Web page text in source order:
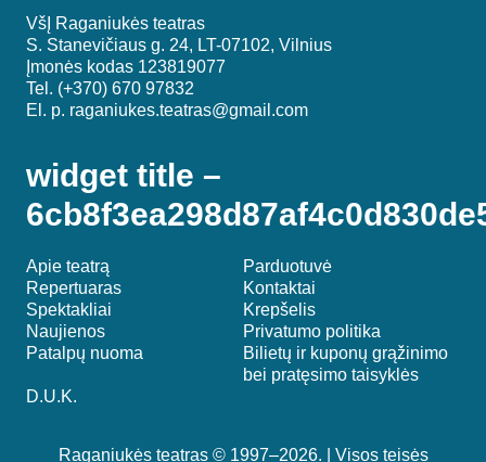
VšĮ Raganiukės teatras
S. Stanevičiaus g. 24, LT-07102, Vilnius
Įmonės kodas 123819077
Tel. (+370) 670 97832
El. p. raganiukes.teatras@gmail.com
widget title –
Apie teatrą
Parduotuvė
Repertuaras
Kontaktai
Spektakliai
Krepšelis
Naujienos
Privatumo politika
Patalpų nuoma
Bilietų ir kuponų grąžinimo
bei pratęsimo taisyklės
D.U.K.
Raganiukės teatras © 1997–2026. | Visos teisės